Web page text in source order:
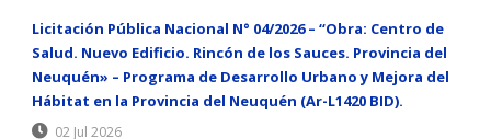
Licitación Pública Nacional N° 04/2026 – “Obra: Centro de
Salud. Nuevo Edificio. Rincón de los Sauces. Provincia del
Neuquén» – Programa de Desarrollo Urbano y Mejora del
Hábitat en la Provincia del Neuquén (Ar-L1420 BID).
02 Jul 2026